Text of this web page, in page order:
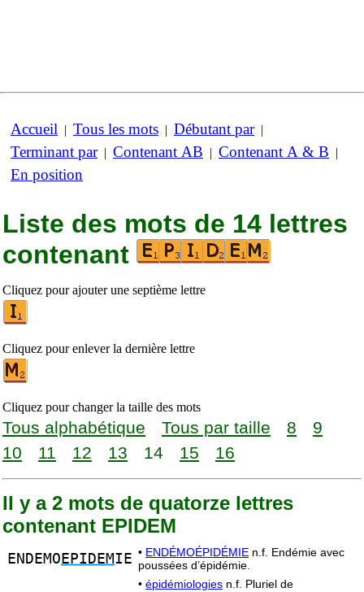
Accueil | Tous les mots | Débutant par|
Terminant par| Contenant AB | Contenant A & B |
En position
Liste des mots de 14 lettres
contenant
Cliquez pour ajouter une septième lettre
Cliquez pour enlever la dernière lettre
Cliquez pour changer la taille des mots
Tous alphabétique Tous par taille 8
9
10
11 12 13 14 15 16
Il y a 2 mots de quatorze lettres
contenant EPIDEM
ENDEMO EPIDEMIE • ENDÉMOÉPIDÉMIE n.f. Endémie avec
poussées d’épidémie.
• épidémiologies n.f. Pluriel de